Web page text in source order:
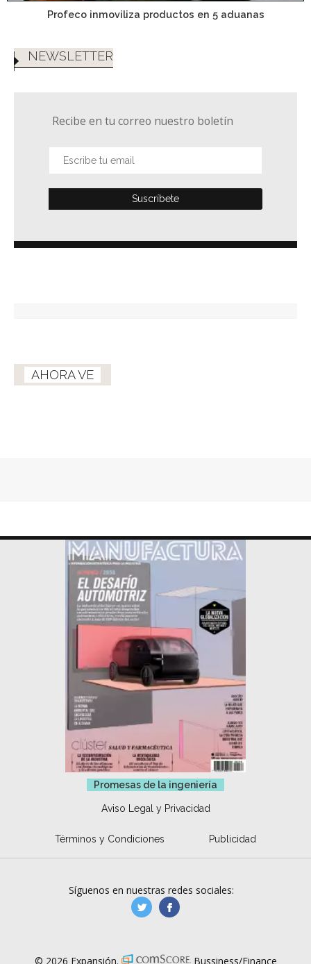
Profeco inmoviliza productos en 5 aduanas
NEWSLETTER
Recibe en tu correo nuestro boletín
AHORA VE
Promesas de la ingeniería
Aviso Legal y Privacidad
Términos y Condiciones Publicidad
Síguenos en nuestras redes sociales:
manufacturaGE
© 2026 Expansión. Bussiness/Finance